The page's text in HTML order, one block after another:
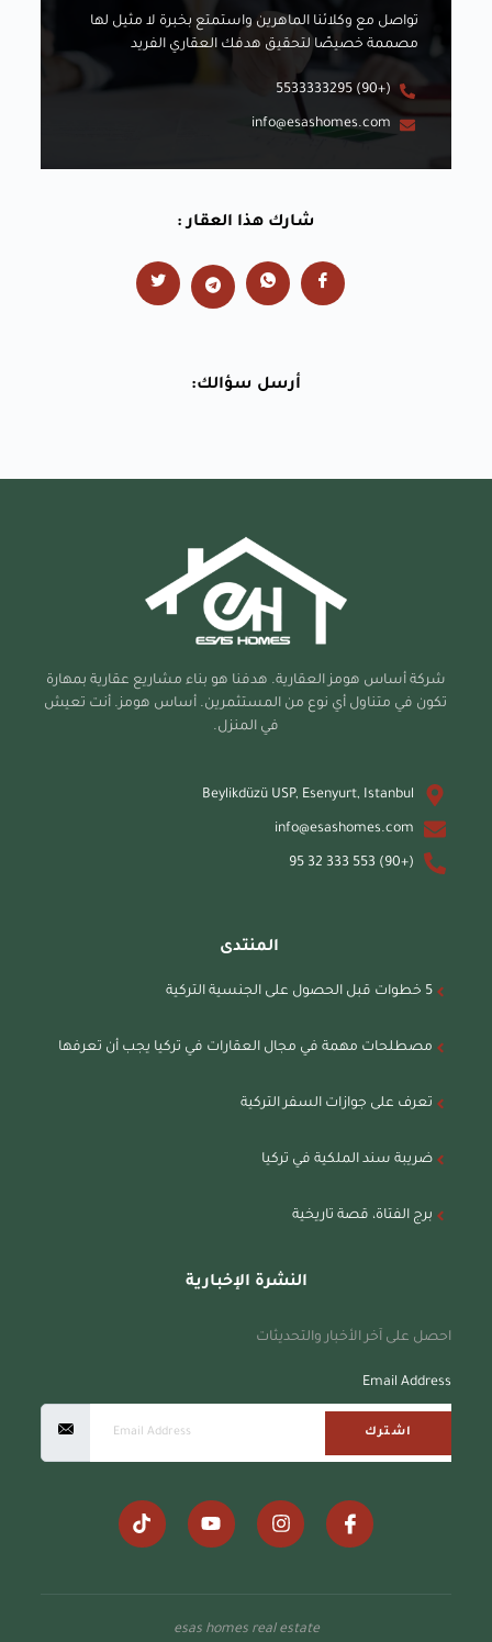
تواصل مع وكلائنا الماهرين واستمتع بخبرة لا مثيل لها
مصممة خصيصًا لتحقيق هدفك العقاري الفريد
(+90) 5533333295
info@esashomes.com
شارك هذا العقار :
أرسل سؤالك:
شركة أساس هومز العقارية. هدفنا هو بناء مشاريع عقارية بمهارة
تكون في متناول أي نوع من المستثمرين. أساس هومز. أنت تعيش
في المنزل.
Beylikdüzü USP, Esenyurt, Istanbul
info@esashomes.com
(+90) 553 333 32 95
المنتدى
5 خطوات قبل الحصول على الجنسية التركية
مصطلحات مهمة في مجال العقارات في تركيا يجب أن تعرفها
تعرف على جوازات السفر التركية
ضريبة سند الملكية في تركيا
برج الفتاة، قصة تاريخية
النشرة الإخبارية
احصل على آخر الأخبار والتحديثات
Email Address
اشترك
esas homes real estate